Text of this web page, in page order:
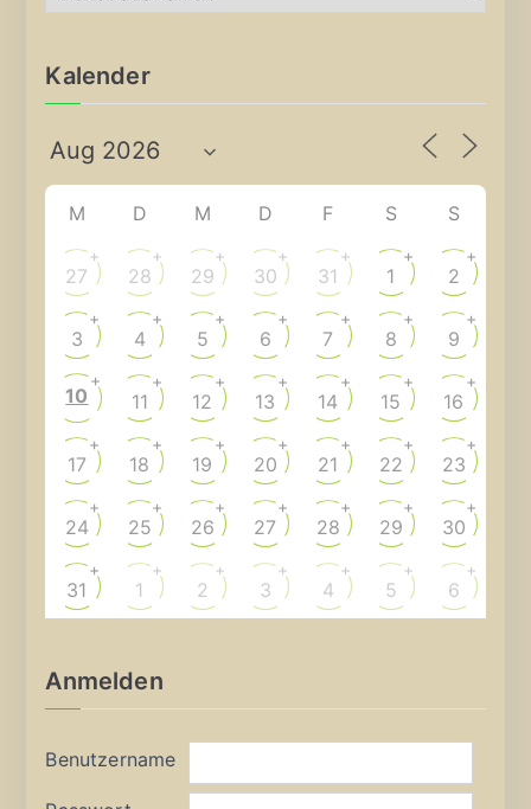
r
h
v
Kalender
M D M D F S S
27
+
28
+
29
+
30
+
31
+
1
+
2
+
3
+
4
+
5
+
6
+
7
+
8
+
9
+
10
+
11
+
12
+
13
+
14
+
15
+
16
+
17
+
18
+
19
+
20
+
21
+
22
+
23
+
24
+
25
+
26
+
27
+
28
+
29
+
30
+
31
+
1
+
2
+
3
+
4
+
5
+
6
+
Anmelden
Benutzername